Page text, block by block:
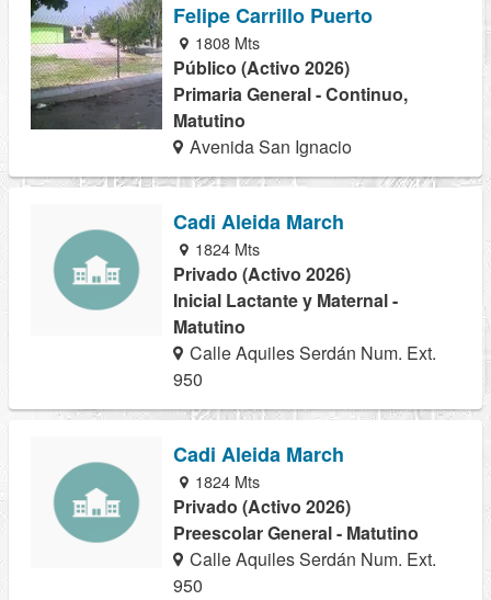
Felipe Carrillo Puerto
1808 Mts
Público (Activo 2026)
Primaria General - Continuo,
Matutino
Avenida San Ignacio
Cadi Aleida March
1824 Mts
Privado (Activo 2026)
Inicial Lactante y Maternal -
Matutino
Calle Aquiles Serdán Num. Ext.
950
Cadi Aleida March
1824 Mts
Privado (Activo 2026)
Preescolar General - Matutino
Calle Aquiles Serdán Num. Ext.
950